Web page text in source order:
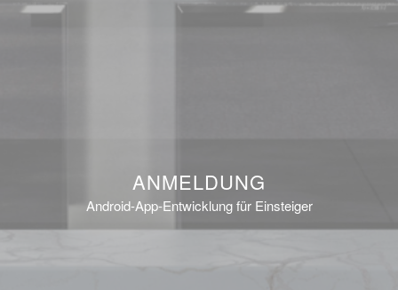
ANMELDUNG
Android-App-Entwicklung für Einsteiger